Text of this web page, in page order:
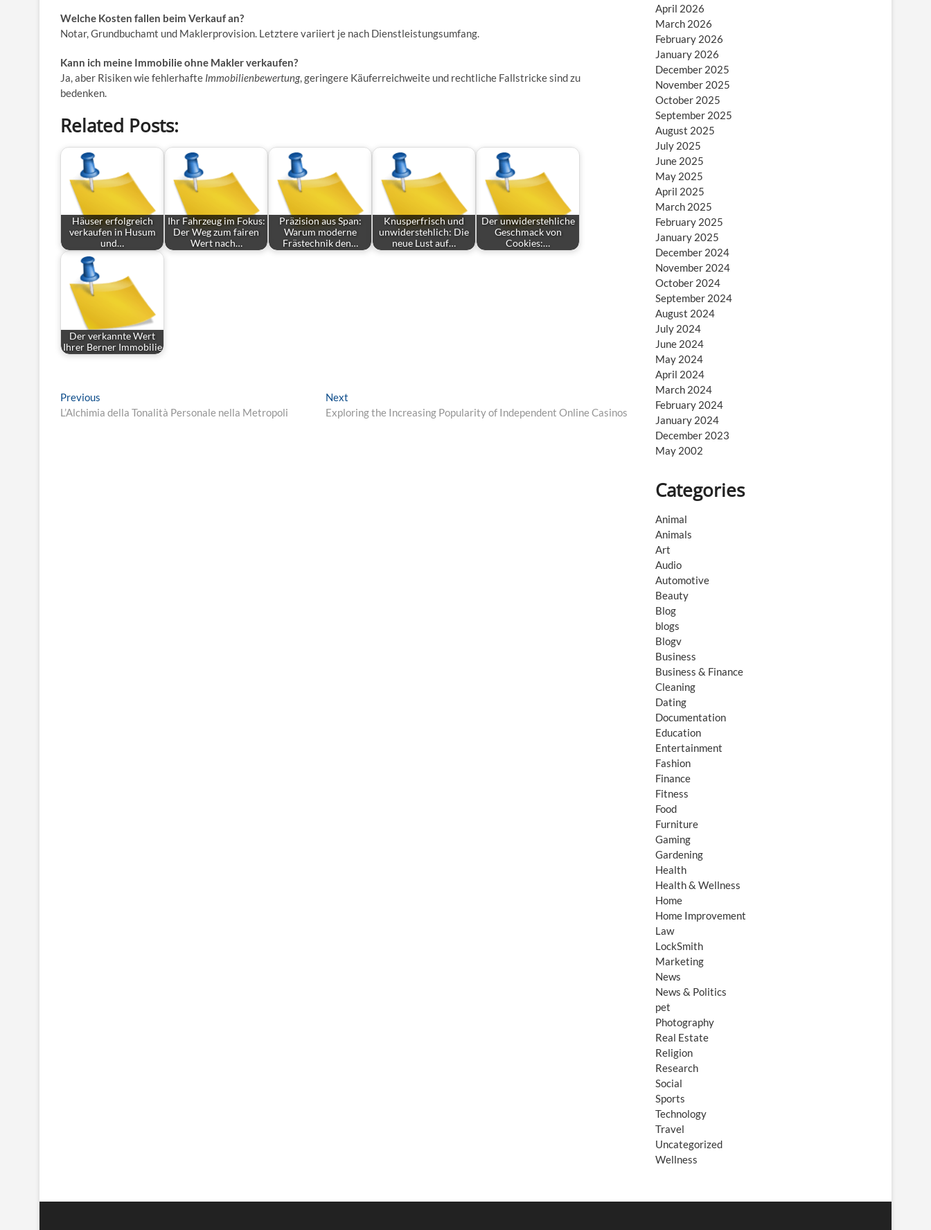
Welche Kosten fallen beim Verkauf an?
Notar, Grundbuchamt und Maklerprovision. Letztere variiert je nach Dienstleistungsumfang.
Kann ich meine Immobilie ohne Makler verkaufen?
Ja, aber Risiken wie fehlerhafte Immobilienbewertung, geringere Käuferreichweite und rechtliche Fallstricke sind zu
bedenken.
Related Posts:
Häuser erfolgreich
verkaufen in Husum
und…
Ihr Fahrzeug im Fokus:
Der Weg zum fairen
Wert nach…
Präzision aus Span:
Warum moderne
Frästechnik den…
Knusperfrisch und
unwiderstehlich: Die
neue Lust auf…
Der unwiderstehliche
Geschmack von
Cookies:…
Der verkannte Wert
Ihrer Berner Immobilie
Post
navigation
Previous
post:
L’Alchimia della Tonalità Personale nella Metropoli
Next
post:
Exploring the Increasing Popularity of Independent Online Casinos
April 2026
March 2026
February 2026
January 2026
December 2025
November 2025
October 2025
September 2025
August 2025
July 2025
June 2025
May 2025
April 2025
March 2025
February 2025
January 2025
December 2024
November 2024
October 2024
September 2024
August 2024
July 2024
June 2024
May 2024
April 2024
March 2024
February 2024
January 2024
December 2023
May 2002
Categories
Animal
Animals
Art
Audio
Automotive
Beauty
Blog
blogs
Blogv
Business
Business & Finance
Cleaning
Dating
Documentation
Education
Entertainment
Fashion
Finance
Fitness
Food
Furniture
Gaming
Gardening
Health
Health & Wellness
Home
Home Improvement
Law
LockSmith
Marketing
News
News & Politics
pet
Photography
Real Estate
Religion
Research
Social
Sports
Technology
Travel
Uncategorized
Wellness